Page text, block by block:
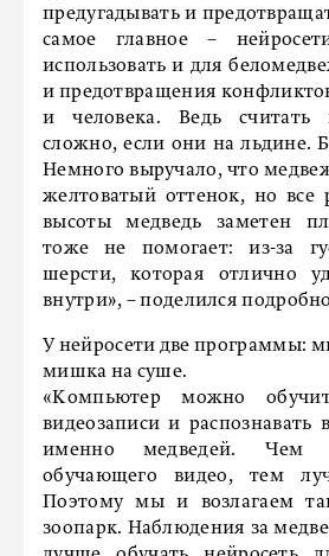
предугадывать и
самое главное –
использовать и для
и предотвращения
и человека. Ведь считать
сложно, если они на льдине.
Немного выручало, что
желтоватый оттенок, но все
высоты медведь заметен
тоже не помогает: из-за
шерсти, которая отлично
внутри», – поделился
У нейросети две программы:
мишка на суше.
«Компьютер можно
видеозаписи и распознавать
именно медведей. Чем
обучающего видео, тем
Поэтому мы и возлагаем
зоопарк. Наблюдения за